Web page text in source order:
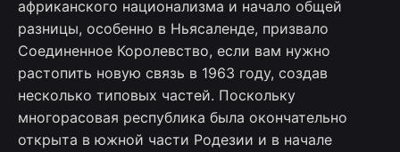
африканского национализма и начало общей
разницы, особенно в Ньясаленде, призвало
Соединенное Королевство, если вам нужно
растопить новую связь в 1963 году, создав
несколько типовых частей. Поскольку
многорасовая республика была окончательно
открыта в южной части Родезии и в начале